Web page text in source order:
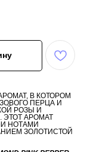
В КОТОРОМ
ПЕРЦА И
РОЗЫ И
АРОМАТ
НОТАМИ
ЗОЛОТИСТОЙ